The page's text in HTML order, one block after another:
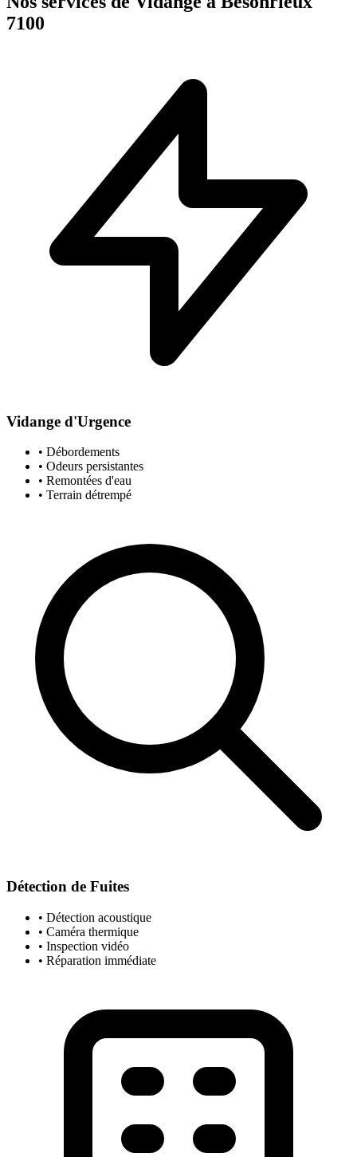
7100
Vidange d'Urgence
• Débordements
• Odeurs persistantes
• Remontées d'eau
• Terrain détrempé
Détection de Fuites
• Détection acoustique
• Caméra thermique
• Inspection vidéo
• Réparation immédiate